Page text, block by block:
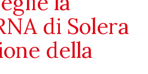
di Solera
della